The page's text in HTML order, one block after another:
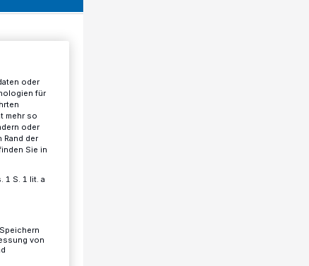
oder
für
mehr so
oder
Rand der
Sie in
1 S. 1 lit. a
von